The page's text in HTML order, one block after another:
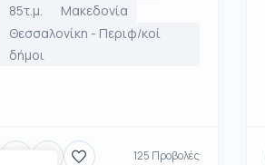
85τ.μ.
Μακεδονία
Θεσσαλονίκη - Περιφ/κοί
δήμοι
125 Προβολές